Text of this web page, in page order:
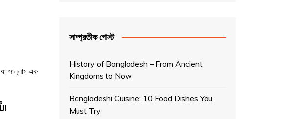
সাল্লাম এক
সাম্প্রতীক পোস্ট
History of Bangladesh – From Ancient
Kingdoms to Now
Bangladeshi Cuisine: 10 Food Dishes You
Must Try